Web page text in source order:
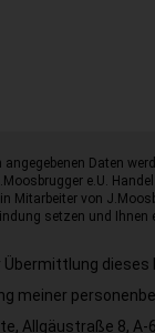
angegebenen Daten
e.U.
Mitarbeiter von
setzen und
Übermittlung
meiner
Allgäustraße 8,